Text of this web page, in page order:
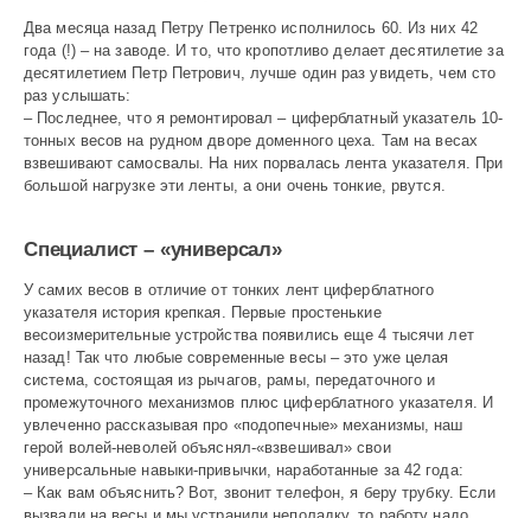
Два месяца назад Петру Пет­ренко исполнилось 60. Из них 42
года (!) – на заводе. И то, что кропотливо делает десятилетие за
десятилетием Петр Петрович, лучше один раз увидеть, чем сто
раз услышать:
– Последнее, что я ремонтировал – циферблатный указатель 10-
тонных весов на рудном дворе доменного цеха. Там на весах
взвешивают самосвалы. На них порвалась лента указателя. При
большой нагрузке эти ленты, а они очень тонкие, рвутся.
Специалист – «универсал»
У самих весов в отличие от тонких лент циферблатного
указателя история крепкая. Первые простенькие
весоизмерительные устройства появились еще 4 тысячи лет
назад! Так что любые современные весы – это уже целая
система, состоящая из рычагов, рамы, передаточного и
промежуточного механизмов плюс циферблатного указателя. И
увлеченно рассказывая про «подопечные» механизмы, наш
герой волей-неволей объяснял-«взвешивал» свои
универсальные навыки-привычки, наработанные за 42 года:
– Как вам объяснить? Вот, звонит телефон, я беру трубку. Если